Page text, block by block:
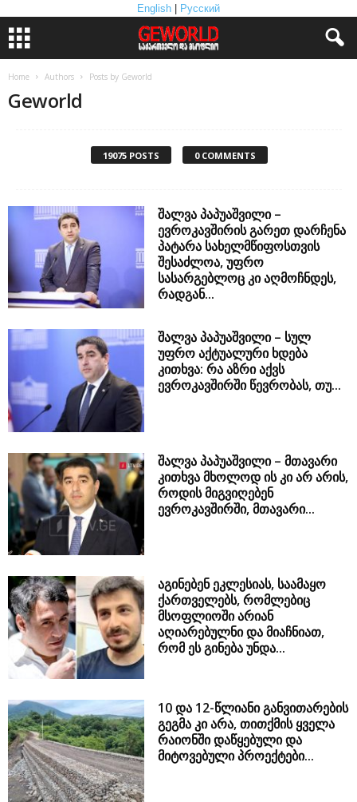
English Русский
Home Authors Posts by Geworld
Geworld
19075 POSTS 0 COMMENTS
შალვა პაპუაშვილი –
ევროკავშირის გარეთ დარჩენა
პატარა სახელმწიფოსთვის
შესაძლოა, უფრო
სასარგებლოც კი აღმოჩნდეს,
რადგან...
შალვა პაპუაშვილი – სულ
უფრო აქტუალური ხდება
კითხვა: რა აზრი აქვს
ევროკავშირში წევრობას, თუ...
შალვა პაპუაშვილი – მთავარი
კითხვა მხოლოდ ის კი არ არის,
როდის მიგვიღებენ
ევროკავშირში, მთავარი...
აგინებენ ეკლესიას, საამაყო
ქართველებს, რომლებიც
მსოფლიოში არიან
აღიარებულნი და მიაჩნიათ,
რომ ეს გინება უნდა...
10 და 12-წლიანი განვითარების
გეგმა კი არა, თითქმის ყველა
რაიონში დაწყებული და
მიტოვებული პროექტები...